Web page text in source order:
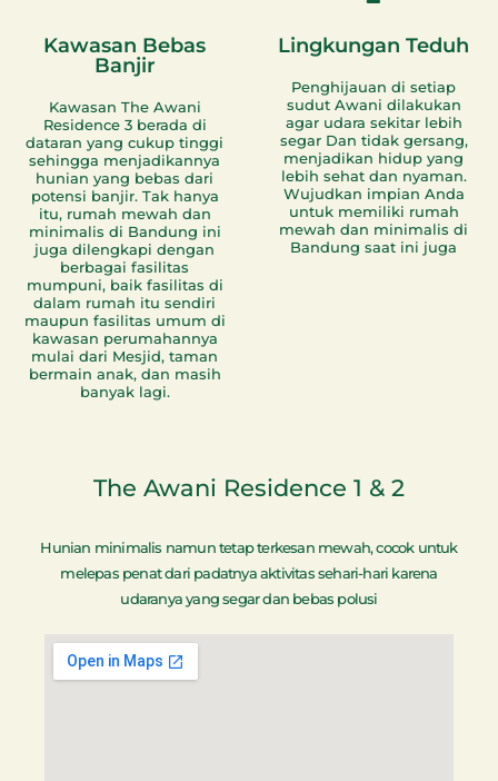
Kawasan Bebas
Banjir
Kawasan The Awani
Residence 3 berada di
dataran yang cukup tinggi
sehingga menjadikannya
hunian yang bebas dari
potensi banjir. Tak hanya
itu, rumah mewah dan
minimalis di Bandung ini
juga dilengkapi dengan
berbagai fasilitas
mumpuni, baik fasilitas di
dalam rumah itu sendiri
maupun fasilitas umum di
kawasan perumahannya
mulai dari Mesjid, taman
bermain anak, dan masih
banyak lagi.
Lingkungan Teduh
Penghijauan di setiap
sudut Awani dilakukan
agar udara sekitar lebih
segar Dan tidak gersang,
menjadikan hidup yang
lebih sehat dan nyaman.
Wujudkan impian Anda
untuk memiliki rumah
mewah dan minimalis di
Bandung saat ini juga
The Awani Residence 1 & 2
Hunian minimalis namun tetap terkesan mewah, cocok untuk
melepas penat dari padatnya aktivitas sehari-hari karena
udaranya yang segar dan bebas polusi